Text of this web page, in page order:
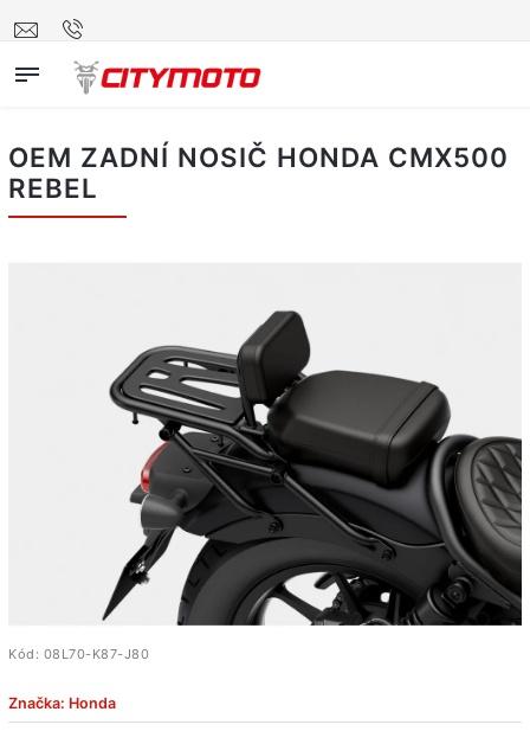
OEM ZADNÍ NOSIČ HONDA CMX500
REBEL
Kód: 08L70-K87-J80
Značka: Honda